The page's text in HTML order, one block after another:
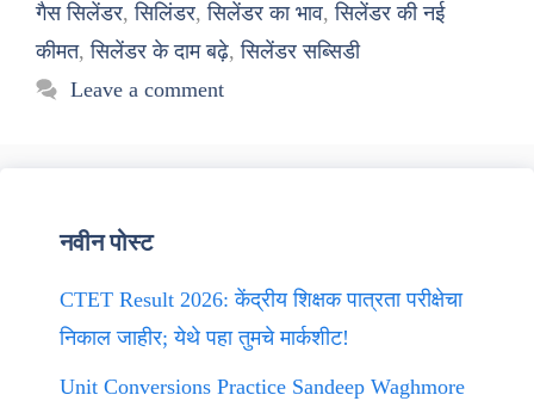
गैस सिलेंडर,सिलिंडर,सिलेंडर का भाव,सिलेंडर की नई
कीमत,सिलेंडर के दाम बढ़े,सिलेंडर सब्सिडी
Leave a comment
नवीन पोस्ट
CTET Result 2026: केंद्रीय शिक्षक पात्रता परीक्षेचा
निकाल जाहीर; येथे पहा तुमचे मार्कशीट!
Unit Conversions Practice Sandeep Waghmore